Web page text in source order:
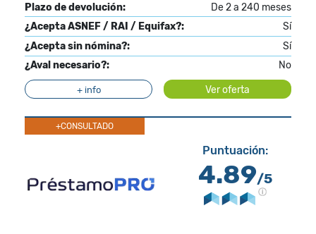
Plazo de devolución:
De 2 a 240 meses
¿Acepta ASNEF / RAI / Equifax?:
Sí
¿Acepta sin nómina?:
Sí
¿Aval necesario?:
No
+ info Ver oferta
+CONSULTADO
Puntuación:
4.89/5